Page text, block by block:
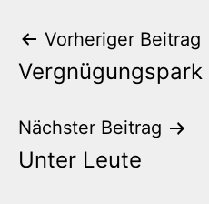
Beitrags-
Navigation
Vorheriger Beitrag
Vergnügungspark
Nächster Beitrag
Unter Leute